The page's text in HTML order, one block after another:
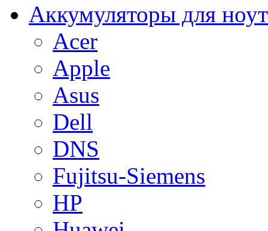
Аккумуляторы для
Acer
Apple
Asus
Dell
DNS
Fujitsu-Siemens
HP